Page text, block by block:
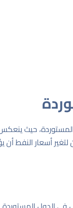
المستوردة، حيث
أسعار النفط أن